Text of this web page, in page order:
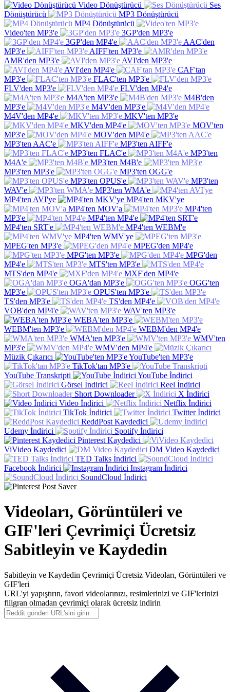
Video Dönüştürücü
Ses
Dönüştürücü
MP3 Dönüştürücü
MP4 Dönüştürücü
Video'ten MP3'e
3GP'den MP3'e
3GP'den MP4'e
AAC'den
MP3'e
AIFF'ten MP3'e
AMR'den MP3'e
AVI'den MP3'e
AVI'den MP4'e
CAF'tan
MP3'e
FLAC'ten MP3'e
FLV'den MP3'e
FLV'den MP4'e
M4A'ten MP3'e
M4B'den
MP3'e
M4V'den MP3'e
M4V'den MP4'e
MKV'ten MP3'e
MKV'den MP4'e
MOV'ten
MP3'e
MOV'den MP4'e
MP3'ten AAC'e
MP3'ten AIFF'e
MP3'ten FLAC'e
MP3'ten
M4A'e
MP3'ten M4B'e
MP3'ten MP3'e
MP3'ten OGG'e
MP3'ten OPUS'e
MP3'ten
WAV'e
MP3'ten WMA'e
MP4'ten AVI'ye
MP4'ten MKV'ye
MP4'ten MOV'a
MP4'ten
MP3'e
MP4'ten MP4'e
MP4'ten SRT'e
MP4'ten WEBM'e
MP4'ten WMV'ye
MPEG'ten MP3'e
MPEG'den MP4'e
MPG'ten MP3'e
MPG'den
MP4'e
MTS'ten MP3'e
MTS'den MP4'e
MXF'den MP4'e
OGA'dan MP3'e
OGG'ten
MP3'e
OPUS'ten MP3'e
TS'den MP3'e
TS'den MP4'e
VOB'den MP4'e
WAV'ten MP3'e
WEBA'ten MP3'e
WEBM'ten MP3'e
WEBM'den MP4'e
WMA'ten MP3'e
WMV'ten
MP3'e
WMV'den MP4'e
Müzik Çıkarıcı
YouTube'ten MP3'e
TikTok'tan MP3'e
YouTube Transkripti
YouTube İndirici
Görsel İndirici
Reel İndirici
Short Downloader
X İndirici
Video İndirici
Netflix İndirici
TikTok İndirici
Twitter İndirici
ReddPost Kaydedici
Udemy İndirici
Spotify İndirici
Pinterest Kaydedici
ViVideo Kaydedici
DM Video Kaydedici
TED Talks İndirici
Facebook İndirici
Instagram İndirici
SoundCloud İndirici
Videoları, Görüntüleri ve
GIF'leri Çevrimiçi Ücretsiz
Sabitleyin ve Kaydedin
Sabitleyin ve Kaydedin Çevrimiçi Ücretsiz Videoları, Görüntüleri ve
GIF'leri
URL'yi yapıştırın, favori videolarınızı, resimlerinizi ve GIF'lerinizi
filigran olmadan çevrimiçi olarak ücretsiz indirin